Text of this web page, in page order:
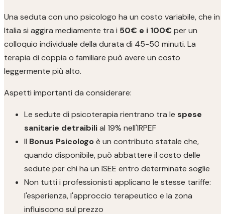
Una seduta con uno psicologo ha un costo variabile, che in
Italia si aggira mediamente tra i 50€ e i 100€ per un
colloquio individuale della durata di 45-50 minuti. La
terapia di coppia o familiare può avere un costo
leggermente più alto.
Aspetti importanti da considerare:
Le sedute di psicoterapia rientrano tra le spese
sanitarie detraibilial 19% nell'IRPEF
Il Bonus Psicologoè un contributo statale che,
quando disponibile, può abbattere il costo delle
sedute per chi ha un ISEE entro determinate soglie
Non tutti i professionisti applicano le stesse tariffe:
l'esperienza, l'approccio terapeutico e la zona
influiscono sul prezzo